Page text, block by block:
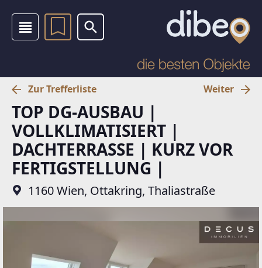
Zur Trefferliste Weiter
TOP DG-AUSBAU |
VOLLKLIMATISIERT |
DACHTERRASSE | KURZ VOR
FERTIGSTELLUNG |
1160 Wien, Ottakring, Thaliastraße